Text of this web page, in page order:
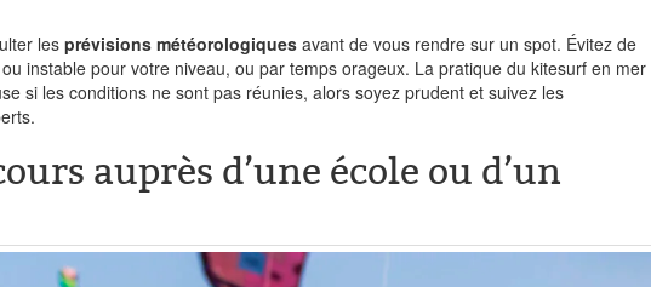
les prévisions météorologiques avant de vous rendre sur un spot. Évitez de
instable pour votre niveau, ou par temps orageux. La pratique du kitesurf en mer
si les conditions ne sont pas réunies, alors soyez prudent et suivez les
auprès d’une école ou d’un